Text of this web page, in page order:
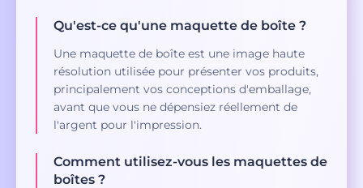
Qu'est-ce qu'une maquette de boîte ?
Une maquette de boîte est une image haute
résolution utilisée pour présenter vos produits,
principalement vos conceptions d'emballage,
avant que vous ne dépensiez réellement de
l'argent pour l'impression.
Comment utilisez-vous les maquettes de
boîtes ?